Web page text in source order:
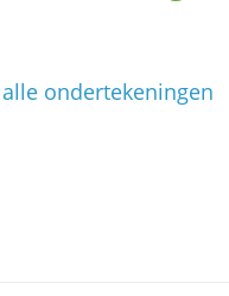
ondertekeningen